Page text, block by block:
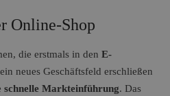
Online-Shop
die erstmals in den E-
neues Geschäftsfeld erschließen
schnelle Markteinführung. Das